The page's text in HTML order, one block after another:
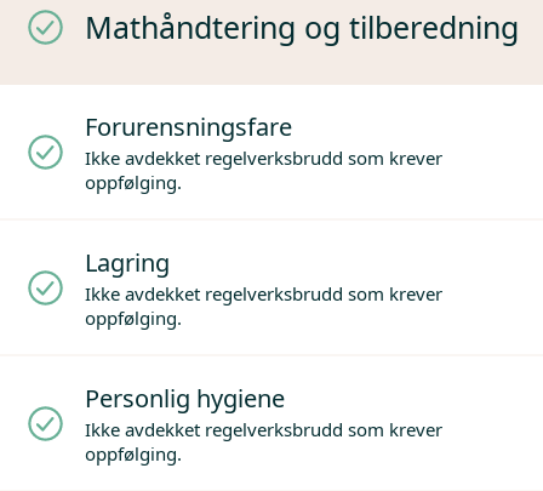
Mathåndtering og tilberedning
Forurensningsfare
Ikke avdekket regelverksbrudd som krever
oppfølging.
Lagring
Ikke avdekket regelverksbrudd som krever
oppfølging.
Personlig hygiene
Ikke avdekket regelverksbrudd som krever
oppfølging.